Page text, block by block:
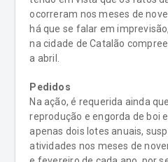
ocorreram nos meses de
há que se falar em
na cidade de Catalão
a abril.
Pedidos
Na ação, é requerida ainda
reprodução e engorda de boi
apenas dois lotes anuais,
atividades nos meses de